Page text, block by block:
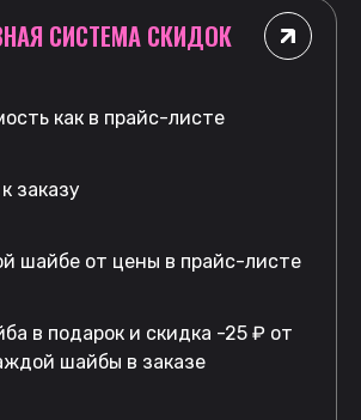
СИСТЕМА СКИДОК
как в прайс-листе
заказу
шайбе от цены в прайс-листе
в подарок и скидка -25 ₽ от
шайбы в заказе